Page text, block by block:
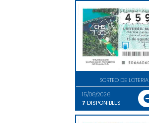
SORTEO DE
15/08/2026
7 DISPONIBLES